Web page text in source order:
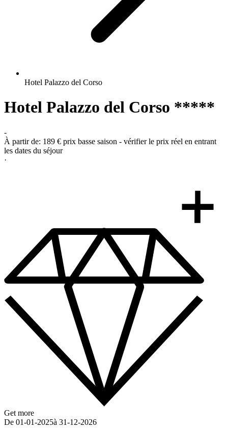
Hotel Palazzo del Corso
Hotel Palazzo del Corso *****
-
À partir de: 189 € prix basse saison - vérifier le prix réel en entrant
les dates du séjour
·
Get more
De 01-01-2025à 31-12-2026